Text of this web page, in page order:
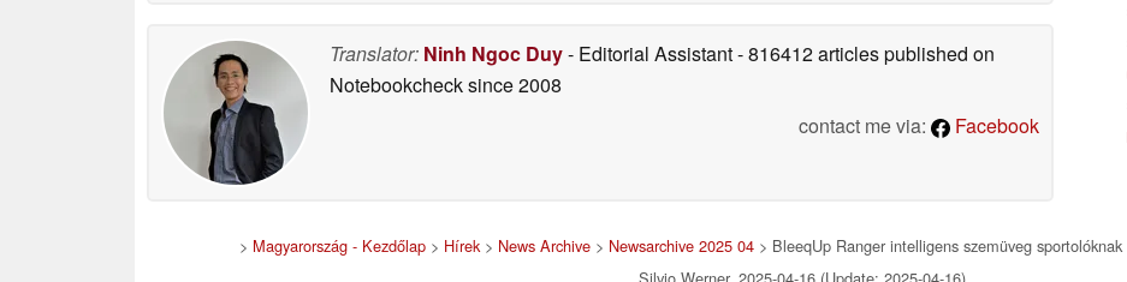
Translator: Ninh Ngoc Duy- Editorial Assistant- 816412 articles published on
Notebookchecksince 2008
contact me via:
Facebook
> Magyarország - Kezdőlap > Hírek > News Archive > Newsarchive 2025 04 > BleeqUp Ranger intelligens szemüveg